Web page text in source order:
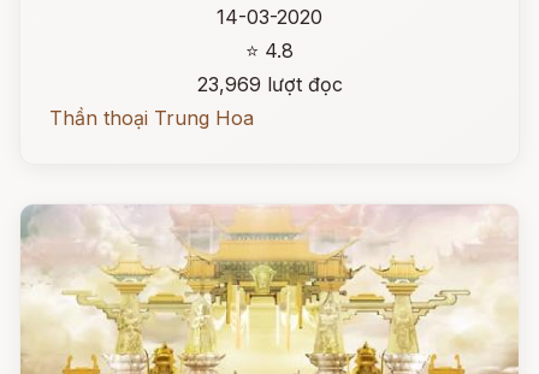
14-03-2020
⭐ 4.8
23,969 lượt đọc
Thần thoại Trung Hoa